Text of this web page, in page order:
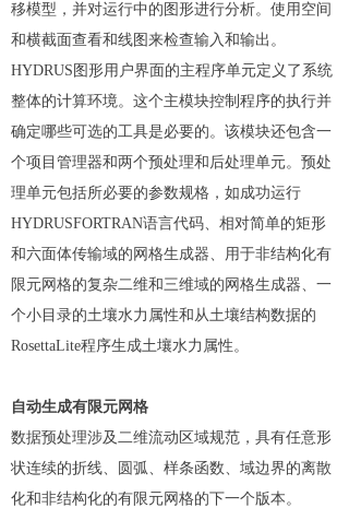
移模型，并对运行中的图形进行分析。使用空间
和横截面查看和线图来检查输入和输出。
HYDRUS图形用户界面的主程序单元定义了系统
整体的计算环境。这个主模块控制程序的执行并
确定哪些可选的工具是必要的。该模块还包含一
个项目管理器和两个预处理和后处理单元。预处
理单元包括所必要的参数规格，如成功运行
HYDRUSFORTRAN语言代码、相对简单的矩形
和六面体传输域的网格生成器、用于非结构化有
限元网格的复杂二维和三维域的网格生成器、一
个小目录的土壤水力属性和从土壤结构数据的
RosettaLite程序生成土壤水力属性。
自动生成有限元网格
数据预处理涉及二维流动区域规范，具有任意形
状连续的折线、圆弧、样条函数、域边界的离散
化和非结构化的有限元网格的下一个版本。